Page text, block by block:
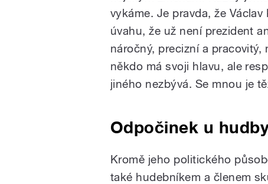
vykáme. Je pravda, že
úvahu, že už není prezident
náročný, precizní a
někdo má svoji hlavu, ale
jiného nezbývá. Se mnou je
Odpočinek u
Kromě jeho politického
také hudebníkem a členem